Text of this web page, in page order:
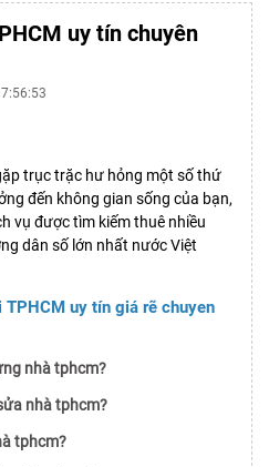
uy tín chuyên
trục trặc hư hỏng một số thứ
đến không gian sống của bạn,
vụ được tìm kiếm thuê nhiều
dân số lớn nhất nước Việt
uy tín giá rẽ chuyen
nhà tphcm?
nhà tphcm?
tphcm?